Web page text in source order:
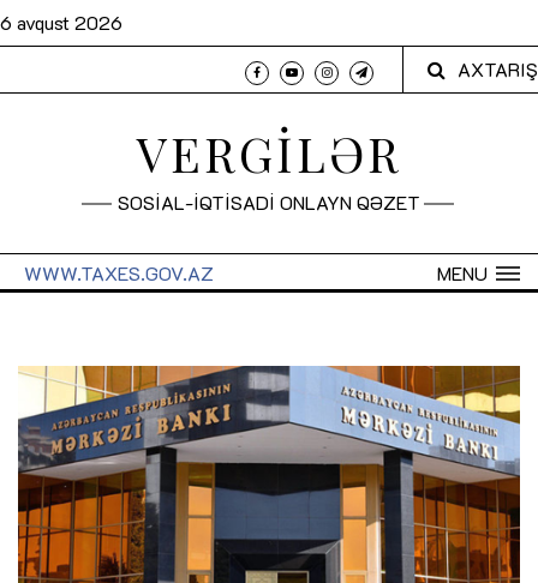
6 avqust 2026
AXTARIŞ
VERGİLƏR
SOSİAL-İQTİSADİ ONLAYN QƏZET
MENU
WWW.TAXES.GOV.AZ